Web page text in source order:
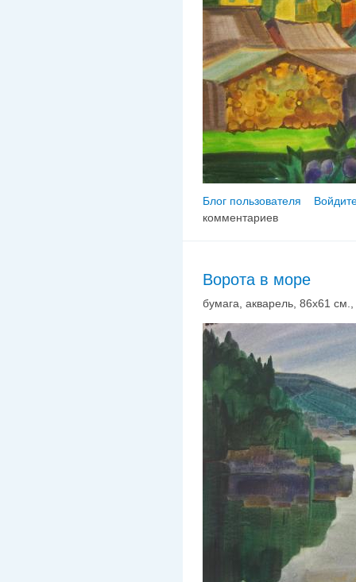
Блог пользователя
комментариев
Ворота в море
бумага, акварель, 86х61 см.,